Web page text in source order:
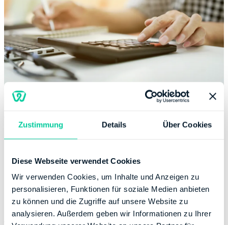
Zustimmung Details Über Cookies
Diese Webseite verwendet Cookies
Wir verwenden Cookies, um Inhalte und Anzeigen zu
personalisieren, Funktionen für soziale Medien anbieten
zu können und die Zugriffe auf unsere Website zu
analysieren. Außerdem geben wir Informationen zu Ihrer
Warum der Grundfreibetrag eine wichtige
Der Grundfreibetrag liegt für das Steuerjahr 2018 bei
Grundfreibetrag von 9.168 Euro. Wer Einkünfte bis zu
dieser Höhe hatte, muss gar keine Steuern zahlen. Erst
ab Einkünften darüber hinaus werden Steuern fällig.
Grenzsteuersatzstartet nach dem Grundfreibetrag bei